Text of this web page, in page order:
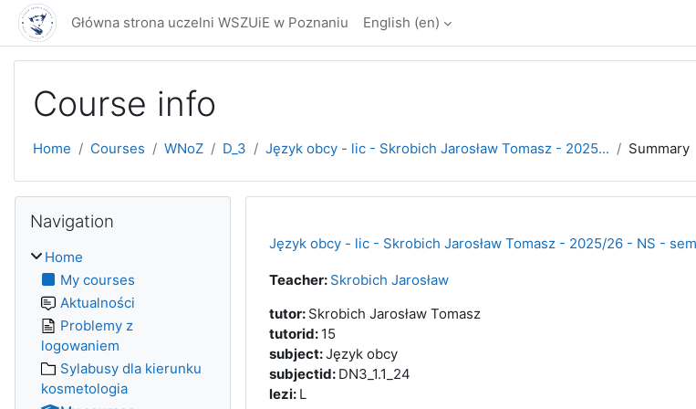
Skip to main content
Główna strona uczelni WSZUiE w Poznaniu English ‎(en)‎
Course info
Home Courses WNoZ D_3 Język obcy - lic - Skrobich Jarosław Tomasz - 2025... Summary
Język obcy - lic - Skrobich Jarosław Tomasz - 2025/26 - NS -
Teacher: Skrobich Jarosław
tutor: Skrobich Jarosław Tomasz
tutorid: 15
subject:Język obcy
subjectid: DN3_1.1_24
lezi: L
Blocks
Navigation
Home
My courses
Aktualności
Problemy z
logowaniem
Sylabusy dla kierunku
kosmetologia